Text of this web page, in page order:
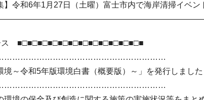
令和6年1月27日（土曜）富士市内で海岸清掃イベン
ス ■□■□■□■□■□■□■□■□■□■□■□■□■
～令和5年版環境白書（概要版）～」を発行しました